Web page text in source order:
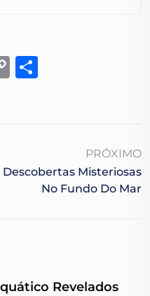
Copy
PRÓXIMO
Descobertas Misteriosas
No Fundo Do Mar
Revelados